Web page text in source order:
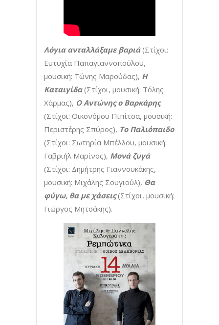
Λόγια ανταλλάξαμε βαριά(Στίχοι:
Ευτυχία Παπαγιαννοπούλου,
μουσική: Τώνης Μαρούδας), Η
Καταιγίδα(Στίχοι, μουσική: Τόλης
Χάρμας), Ο Αντώνης ο Βαρκάρης
(Στίχοι: Οικονόμου Πιπίτσα, μουσική:
Περιστέρης Σπύρος), Το Παλιόπαιδο
(Στίχοι: Σωτηρία Μπέλλου, μουσική:
Γαβριήλ Μαρίνος), Μονά ζυγά
(Στίχοι: Δημήτρης Γιαννουκάκης,
μουσική: Μιχάλης Σουγιούλ), Θα
φύγω, θα με χάσεις(Στίχοι, μουσική:
Γιώργος Μητσάκης).